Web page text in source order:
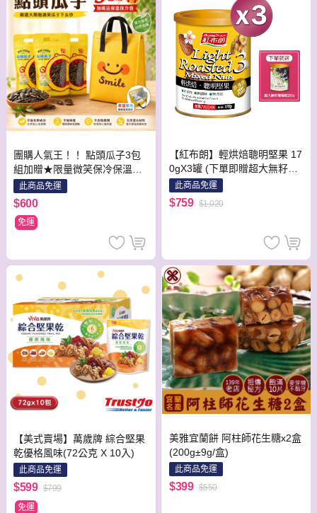
團購人氣王！！ 點頭瓜子3包
組加贈★限量微笑保冷保溫
袋！！
此商品免運
$600
免運
【紅布朗】輕烘焙聰明堅果 17
0gX3罐 (下單即贈超大無籽葡
萄乾250gX1罐)
此商品免運
$759 $1,020
【美式賣場】萬歲牌 綜合堅果
乾優格風味(72公克 X 10入)
此商品免運
$599 $799
免運
美雅宜蘭餅 阿柱師花生糖x2盒
(200g±9g/盒)
此商品免運
$399 $550